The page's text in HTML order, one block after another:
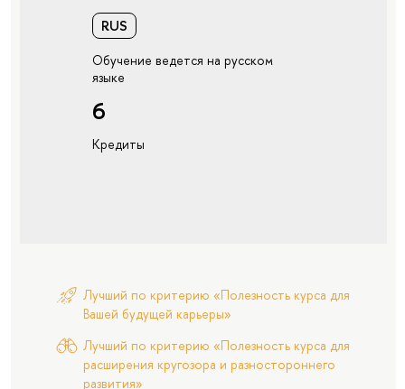
RUS
Обучение ведется на русском
языке
6
Кредиты
Лучший по критерию «Полезность курса для
Вашей будущей карьеры»
Лучший по критерию «Полезность курса для
расширения кругозора и разностороннего
развития»